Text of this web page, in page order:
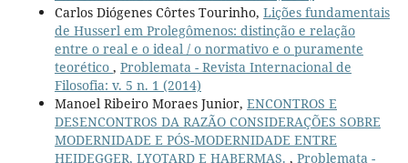
Carlos Diógenes Côrtes Tourinho, Lições fundamentais
de Husserl em Prolegômenos: distinção e relação
entre o real e o ideal / o normativo e o puramente
teorético , Problemata - Revista Internacional de
Filosofia: v. 5 n. 1 (2014)
Manoel Ribeiro Moraes Junior, ENCONTROS E
DESENCONTROS DA RAZÃO CONSIDERAÇÕES SOBRE
MODERNIDADE E PÓS-MODERNIDADE ENTRE
HEIDEGGER, LYOTARD E HABERMAS. , Problemata -